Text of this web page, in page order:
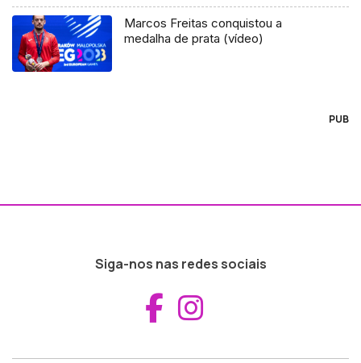
Marcos Freitas conquistou a
medalha de prata (vídeo)
PUB
Siga-nos nas redes sociais
Aceder ao